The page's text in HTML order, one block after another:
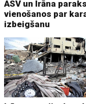
ASV un Irāna
vienošanos par
izbeigšanu